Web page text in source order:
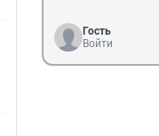
Гость
Войти